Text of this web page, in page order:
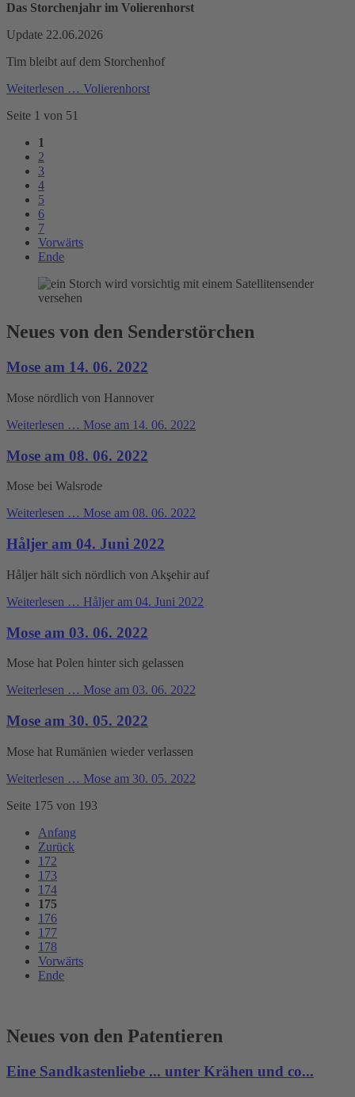
Das Storchenjahr im Volierenhorst
Update 22.06.2026
Tim bleibt auf dem Storchenhof
Weiterlesen … Volierenhorst
Seite 1 von 51
1
2
3
4
5
6
7
Vorwärts
Ende
Neues von den Senderstörchen
Mose am 14. 06. 2022
Mose nördlich von Hannover
Weiterlesen … Mose am 14. 06. 2022
Mose am 08. 06. 2022
Mose bei Walsrode
Weiterlesen … Mose am 08. 06. 2022
Håljer am 04. Juni 2022
Håljer hält sich nördlich von Akşehir auf
Weiterlesen … Håljer am 04. Juni 2022
Mose am 03. 06. 2022
Mose hat Polen hinter sich gelassen
Weiterlesen … Mose am 03. 06. 2022
Mose am 30. 05. 2022
Mose hat Rumänien wieder verlassen
Weiterlesen … Mose am 30. 05. 2022
Seite 175 von 193
Anfang
Zurück
172
173
174
175
176
177
178
Vorwärts
Ende
Neues von den Patentieren
Eine Sandkastenliebe ... unter Krähen und co...